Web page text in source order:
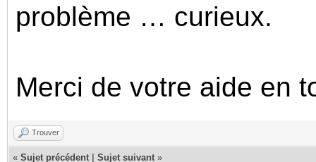
problème … curieux.
Merci de votre aide en
Trouver
« Sujet précédent Sujet suivant »